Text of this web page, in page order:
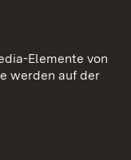
Elemente von
werden auf der